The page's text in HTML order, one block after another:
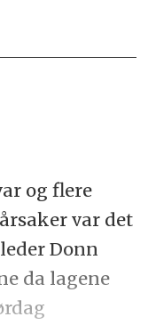
og flere
var det
Donn
da lagene